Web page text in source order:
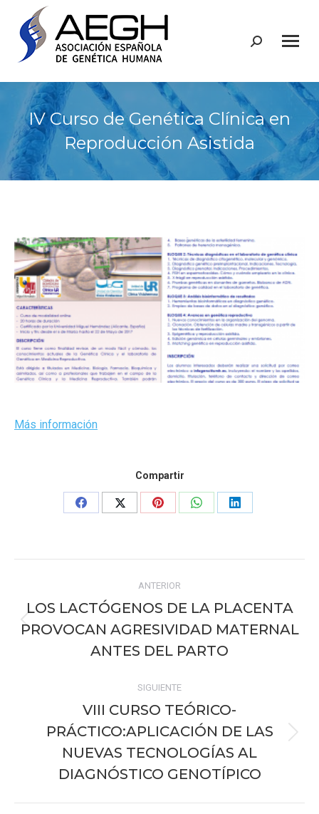
Buscar:
IV Curso de Genética Clínica en
Reproducción Asistida
Más información
Compartir
Share
Share
Share
Share
Share
entre
publicaciones
ANTERIOR
Publicación
anterior:
LOS LACTÓGENOS DE LA PLACENTA
PROVOCAN AGRESIVIDAD MATERNAL
ANTES DEL PARTO
SIGUIENTE
Publicación
siguiente:
VIII CURSO TEÓRICO-
PRÁCTICO:APLICACIÓN DE LAS
NUEVAS TECNOLOGÍAS AL
DIAGNÓSTICO GENOTÍPICO